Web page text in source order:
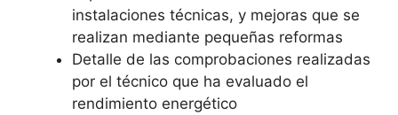
instalaciones técnicas, y mejoras que se
realizan mediante pequeñas reformas
Detalle de las comprobaciones realizadas
por el técnico que ha evaluado el
rendimiento energético